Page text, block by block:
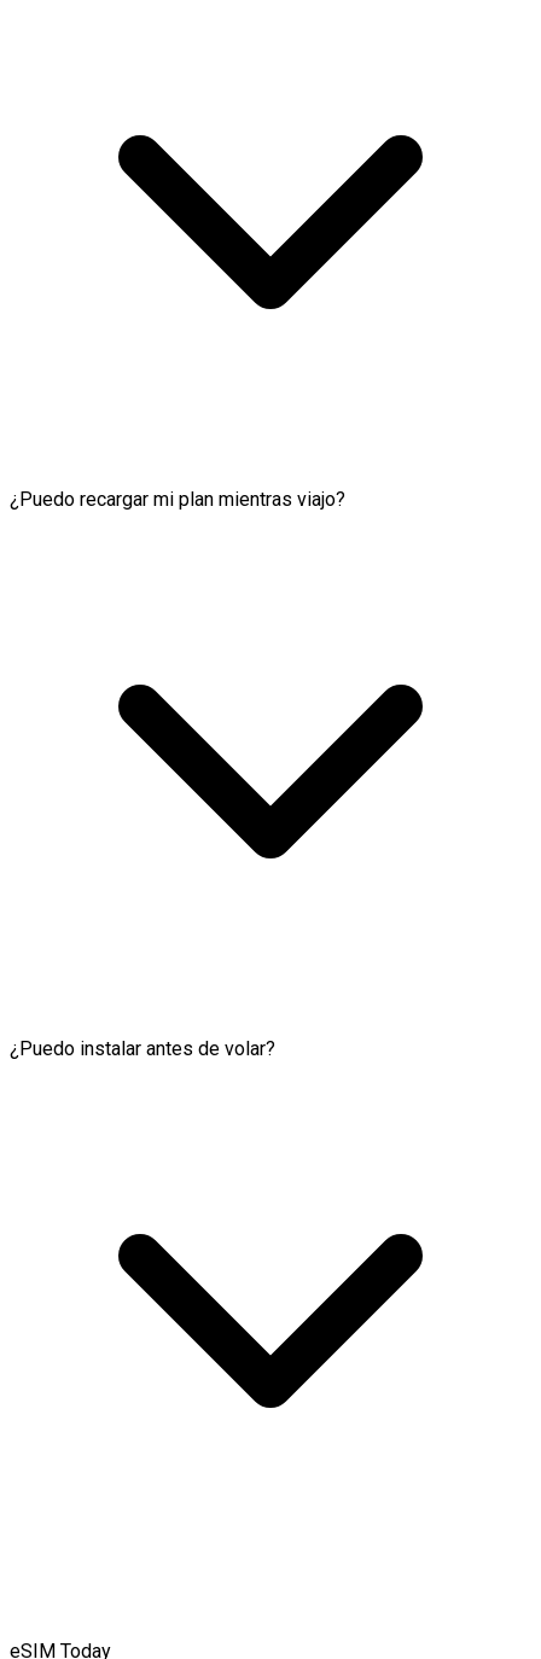
¿Puedo recargar mi plan mientras viajo?
¿Puedo instalar antes de volar?
eSIM Today